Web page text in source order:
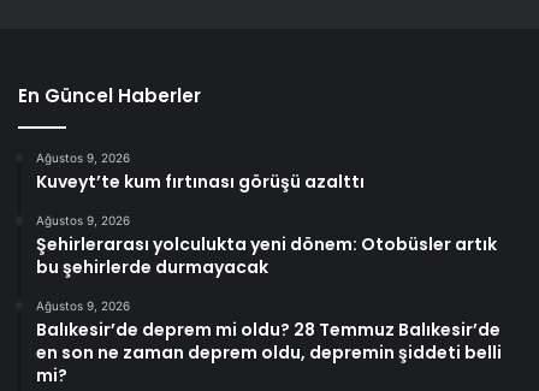
En Güncel Haberler
Ağustos 9, 2026
Kuveyt’te kum fırtınası görüşü azalttı
Ağustos 9, 2026
Şehirlerarası yolculukta yeni dönem: Otobüsler artık
bu şehirlerde durmayacak
Ağustos 9, 2026
Balıkesir’de deprem mi oldu? 28 Temmuz Balıkesir’de
en son ne zaman deprem oldu, depremin şiddeti belli
mi?